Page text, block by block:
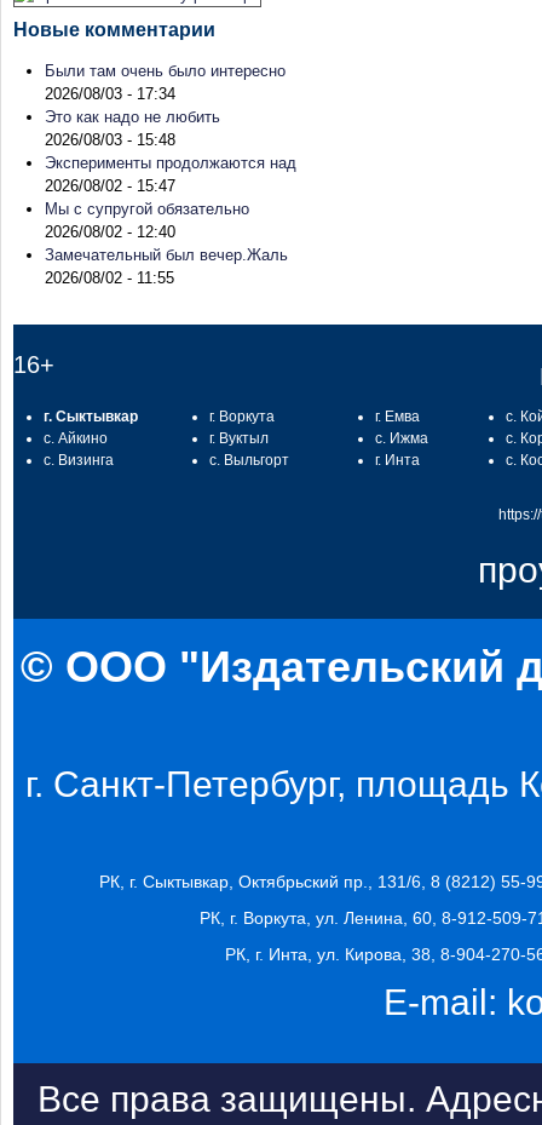
Новые комментарии
Были там очень было интересно
2026/08/03 - 17:34
Это как надо не любить
2026/08/03 - 15:48
Эксперименты продолжаются над
2026/08/02 - 15:47
Мы с супругой обязательно
2026/08/02 - 12:40
Замечательный был вечер.Жаль
2026/08/02 - 11:55
16+
г. Сыктывкар
с. Айкино
с. Визинга
г. Воркута
г. Вуктыл
с. Выльгорт
г. Емва
с. Ижма
г. Инта
с.
с.
с.
© ООО "Издательский
г. Санкт-Петербург, площадь
РК, г. Сыктывкар, Октябрьский пр., 131/6, 8 (8212) 55-
РК, г. Воркута, ул. Ленина, 60, 8-912-509-
РК, г. Инта, ул. Кирова, 38, 8-904-270-
E-mail:
Все права защищены.